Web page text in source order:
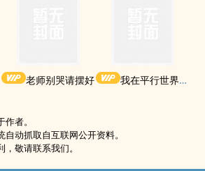
老师别哭请摆好 我在平行世界当王
者。
动抓取自互联网公开资料。
敬请联系我们。